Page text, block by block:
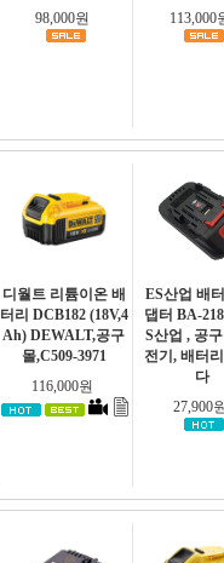
98,000원
113,000
디월트 리튬이온 배
터리 DCB182 (18V,4
Ah) DEWALT,공구
몰,C509-3971
116,000원
ES산업 배
댑터 BA-
S산업 , 공
전기, 배터
다
27,900